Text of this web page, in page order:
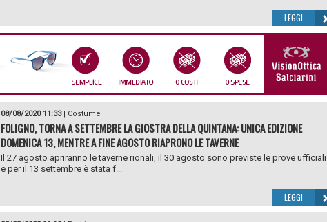
LEGGI
08/08/2020 11:33| Costume
FOLIGNO, TORNA A SETTEMBRE LA GIOSTRA DELLA QUINTANA: UNICA EDIZIONE
DOMENICA 13, MENTRE A FINE AGOSTO RIAPRONO LE TAVERNE
Il 27 agosto apriranno le taverne rionali, il 30 agosto sono previste le prove ufficiali
e per il 13 settembre è stata f...
LEGGI